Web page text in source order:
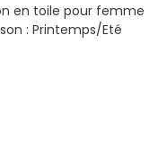
en toile pour femme
: Printemps/Eté